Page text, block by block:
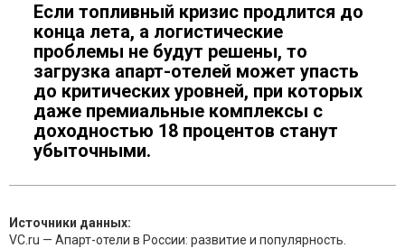
Если топливный кризис продлится до
конца лета, а логистические
проблемы не будут решены, то
загрузка апарт-отелей может упасть
до критических уровней, при которых
даже премиальные комплексы с
доходностью 18 процентов станут
убыточными.
Источники данных:
VC.ru — Апарт-отели в России: развитие и популярность.